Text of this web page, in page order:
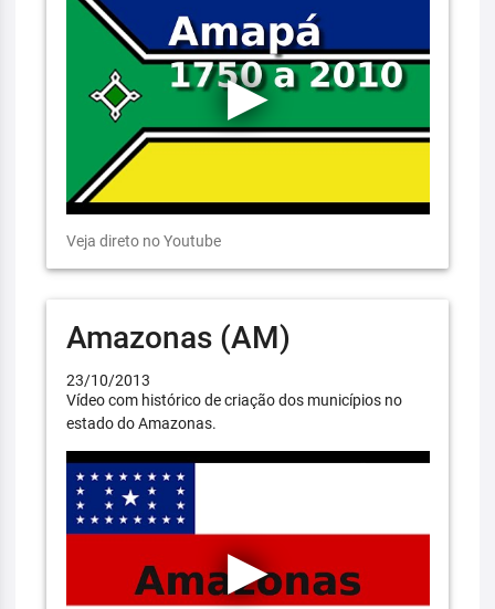
Veja direto no Youtube
Amazonas (AM)
23/10/2013
Vídeo com histórico de criação dos municípios no
estado do Amazonas.